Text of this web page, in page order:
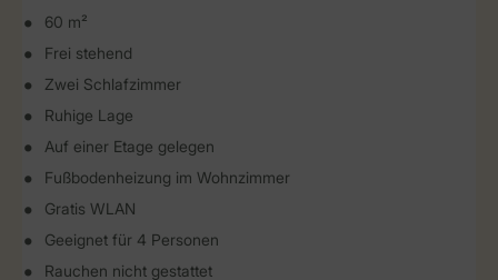
60 m²
Frei stehend
Zwei Schlafzimmer
Ruhige Lage
Auf einer Etage gelegen
Fußbodenheizung im Wohnzimmer
Gratis WLAN
Geeignet für 4 Personen
Rauchen nicht gestattet